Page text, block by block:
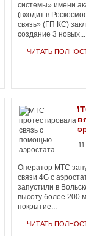
системы» имени
(входит в
связь» (ГП КС)
создание 3 новых...
ЧИТАТЬ
Оператор МТС
связи 4G с
запустили в
высоту более 200
покрытие...
ЧИТАТЬ